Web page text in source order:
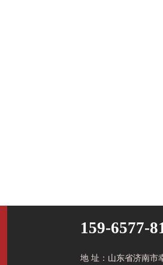
地 址：山东省济南市
159-6577-